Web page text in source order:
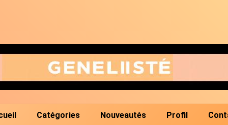
Catégories Nouveautés Profil